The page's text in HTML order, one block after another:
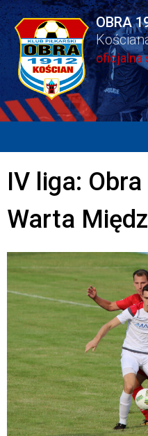
Skip
to
content
OBRA
oficjalna
IV liga:
Warta